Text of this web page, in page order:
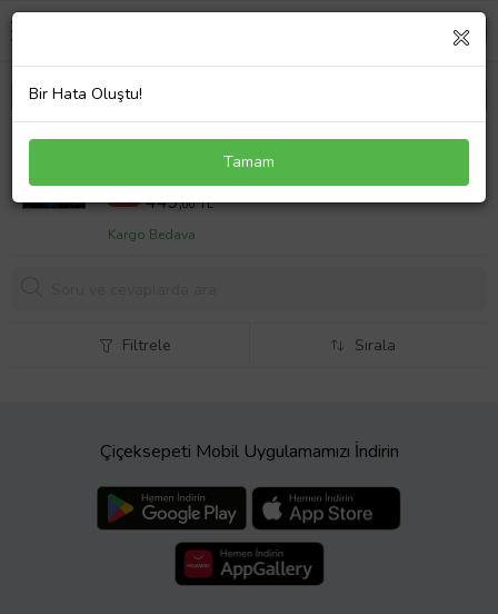
Peugeot 405 Uyumlu Karbon Direksiyon Kılıfı
%25 600,00 TL
449,00 TL
Kargo Bedava
Filtrele Sırala
Çiçeksepeti Mobil Uygulamamızı İndirin
Bir Hata Oluştu!
Tamam